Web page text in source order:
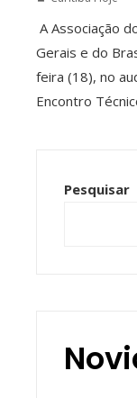
A Associação
Gerais e do
feira (18), no
Encontro
Pesquisar